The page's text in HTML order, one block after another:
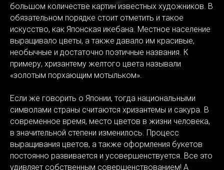
большом количестве картин известных художников. В
обязательном порядке стоит отметить и такое
искусство, как Японская икебана. Местное население
выращивало цветы, а также давало им красивые,
необычные и достаточно поэтичные названия. К
примеру, хризантему желтого цвета называли
«золотым порхающим мотыльком».
Если же говорить о Японии, тогда национальными
символами страны считаются хризантемы и сакура. В
современное время, место цветов в жизни человека,
в значительной степени изменилось. Процесс
выращивания цветов, а также оформления букетов
постоянно развивается и усовершенствуется. Все это
удивляет собственным совершенствованием! А